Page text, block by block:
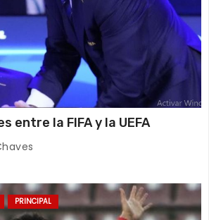
entre la FIFA y la UEFA
PRINCIPAL